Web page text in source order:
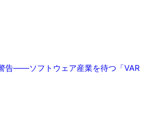
告——ソフトウェア産業を待つ「VAR